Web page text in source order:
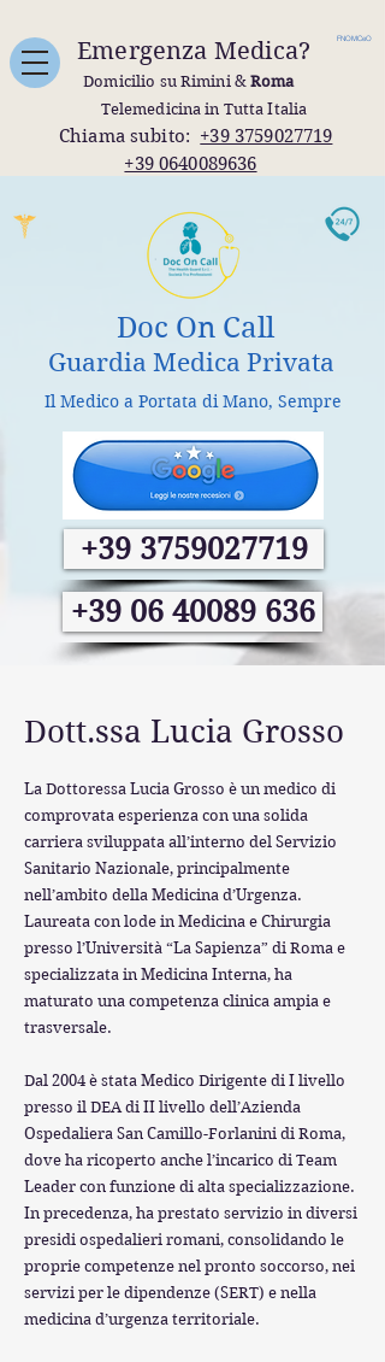
Doc On Call
Guardia Medica Privata
+39 3759027719
Emergenza Medica?
Domicilio su Rimini &Roma
Telemedicina in Tutta Italia
Chiama subito: +39 3759027719
+39 0640089636
FNOMCeO
Il Medico a Portata di Mano, Sempre
+39 06 40089 636
Dott.ssa Lucia Grosso
La Dottoressa Lucia Grosso è un medico di
comprovata esperienza con una solida
carriera sviluppata all’interno del Servizio
Sanitario Nazionale, principalmente
nell’ambito della Medicina d’Urgenza.
Laureata con lode in Medicina e Chirurgia
presso l’Università “La Sapienza” di Roma e
specializzata in Medicina Interna, ha
maturato una competenza clinica ampia e
trasversale.
Dal 2004 è stata Medico Dirigente di I livello
presso il DEA di II livello dell’Azienda
Ospedaliera San Camillo-Forlanini di Roma,
dove ha ricoperto anche l’incarico di Team
Leader con funzione di alta specializzazione.
In precedenza, ha prestato servizio in diversi
presidi ospedalieri romani, consolidando le
proprie competenze nel pronto soccorso, nei
servizi per le dipendenze (SERT) e nella
medicina d’urgenza territoriale.